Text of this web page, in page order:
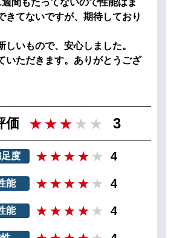
きてないですが、期待しており
しいもので、安心しました。
いただきます。ありがとうござ
価 3
度 4
能 4
能 4